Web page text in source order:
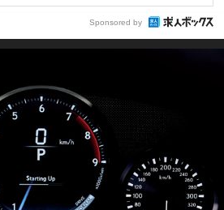
Sponsored by